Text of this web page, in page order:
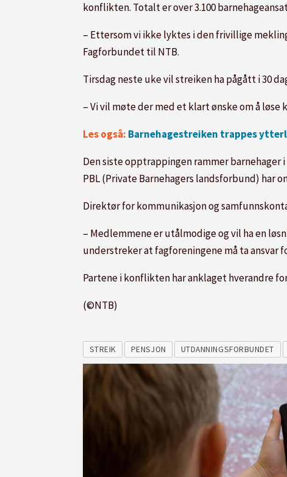
konflikten. Totalt er over 3.100
– Ettersom vi ikke lyktes i den frivillige
Fagforbundet til NTB.
Tirsdag neste uke vilstreiken ha pågått i 30
– Vi vil møte der med et klart ønske om å
Les også: Barnehagestreiken trappes
Den siste opptrappingen rammer barnehager
PBL (Private Barnehagers landsforbund) har
Direktør for kommunikasjon og
– Medlemmene er utålmodige og vil ha en
understreker at fagforeningene må ta ansvar
Partene i konflikten har anklaget hverandre
(©NTB)
STREIK PENSJON UTDANNINGSFORBUNDET